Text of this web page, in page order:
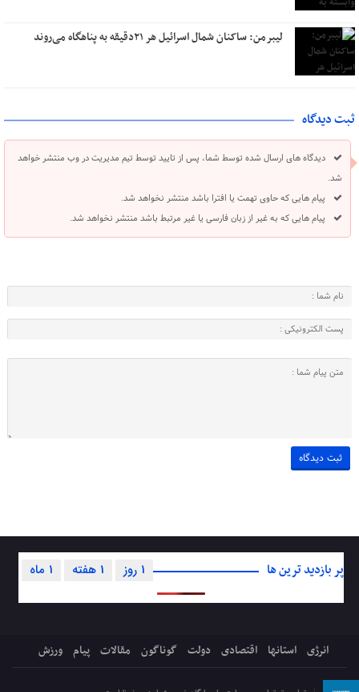
لیبرمن: ساکنان شمال اسرائیل هر ۲۱دقیقه به پناهگاه می‌روند
ثبت دیدگاه
دیدگاه های ارسال شده توسط شما، پس از تایید توسط تیم مدیریت در وب منتشر خواهد
شد.
پیام هایی که حاوی تهمت یا افترا باشد منتشر نخواهد شد.
پیام هایی که به غیر از زبان فارسی یا غیر مرتبط باشد منتشر نخواهد شد.
پر بازدید ترین ها 1 ماه 1 هفته 1 روز
انرژی استانها اقتصادی دولت گوناگون مقالات پیام ورزش